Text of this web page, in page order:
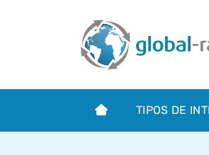
TIPOS DE
Term SOFR
¿Qué es la inflación IPC?
¿Qué es la inflación IPCA?
Euribor - histórico
ESTER - histórico
Calculadora de inflación